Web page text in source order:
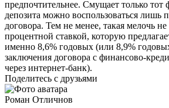
предпочтительнее. Смущает только
депозита можно воспользоваться лишь
договора. Тем не менее, такая мелочь
процентной ставкой, которую
именно 8,6% годовых (или 8,9%
заключения договора с финансово-
через интернет-банк).
Поделитесь с друзьями
Роман Отличнов